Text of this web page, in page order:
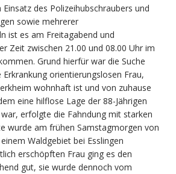
des Polizeihubschraubers und
sowie mehrerer
ist es am Freitagabend und
Zeit zwischen 21.00 und 08.00 Uhr im
Grund hierfür war die Suche
orientierungslosen Frau,
wohnhaft ist und von zuhause
eine hilflose Lage der 88-Jährigen
erfolgte die Fahndung mit starken
wurde am frühen Samstagmorgen von
Waldgebiet bei Esslingen
erschöpften Frau ging es den
gut, sie wurde dennoch vom